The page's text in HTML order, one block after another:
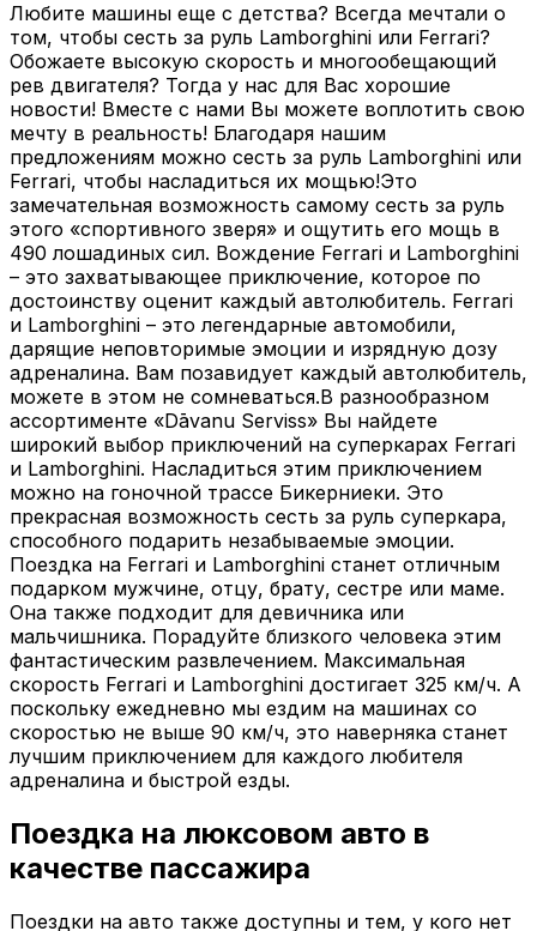
Любите машины еще с детства? Всегда мечтали о
том, чтобы сесть за руль Lamborghini или Ferrari?
Обожаете высокую скорость и многообещающий
рев двигателя? Тогда у нас для Вас хорошие
новости! Вместе с нами Вы можете воплотить свою
мечту в реальность! Благодаря нашим
предложениям можно сесть за руль Lamborghini или
Ferrari, чтобы насладиться их мощью!Это
замечательная возможность самому сесть за руль
этого «спортивного зверя» и ощутить его мощь в
490 лошадиных сил. Вождение Ferrari и Lamborghini
– это захватывающее приключение, которое по
достоинству оценит каждый автолюбитель. Ferrari
и Lamborghini – это легендарные автомобили,
дарящие неповторимые эмоции и изрядную дозу
адреналина. Вам позавидует каждый автолюбитель,
можете в этом не сомневаться.В разнообразном
ассортименте «Dāvanu Serviss» Вы найдете
широкий выбор приключений на суперкарах Ferrari
и Lamborghini. Насладиться этим приключением
можно на гоночной трассе Бикерниеки. Это
прекрасная возможность сесть за руль суперкара,
способного подарить незабываемые эмоции.
Поездка на Ferrari и Lamborghini станет отличным
подарком мужчине, отцу, брату, сестре или маме.
Она также подходит для девичника или
мальчишника. Порадуйте близкого человека этим
фантастическим развлечением. Максимальная
скорость Ferrari и Lamborghini достигает 325 км/ч. А
поскольку ежедневно мы ездим на машинах со
скоростью не выше 90 км/ч, это наверняка станет
лучшим приключением для каждого любителя
адреналина и быстрой езды.
Поездка на люксовом авто в
качестве пассажира
Поездки на авто также доступны и тем, у кого нет